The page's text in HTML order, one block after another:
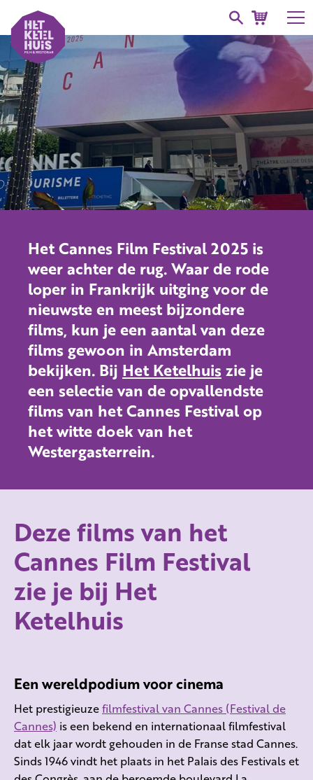
Het Cannes Film Festival 2025 is
weer achter de rug. Waar de rode
loper in Frankrijk uitging voor de
nieuwste en meest bijzondere
films, kun je een aantal van deze
films gewoon in Amsterdam
bekijken. Bij Het Ketelhuiszie je
een selectie van de opvallendste
films van het Cannes Festival op
het witte doek van het
Westergasterrein.
Deze films van het
Cannes Film Festival
zie je bij Het
Ketelhuis
Een wereldpodium voor cinema
Het prestigieuzefilmfestival van Cannes (Festival de
Cannes) is een bekend en internationaal filmfestival
dat elk jaar wordt gehouden in de Franse stad Cannes.
Sinds 1946 vindt het plaats in het Palais des Festivals et